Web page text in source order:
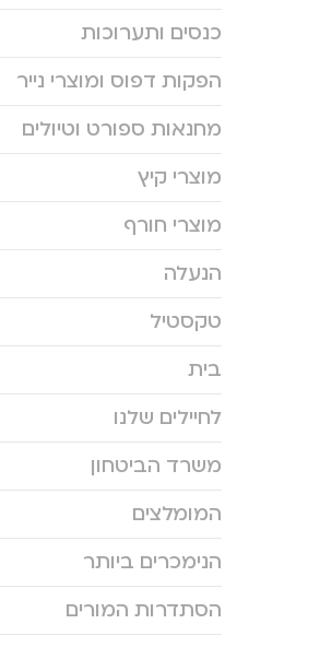
כנסים ותערוכות
הפקות דפוס ומוצרי נייר
מחנאות ספורט וטיולים
מוצרי קיץ
מוצרי חורף
הנעלה
טקסטיל
בית
לחיילים שלנו
משרד הביטחון
המומלצים
הנימכרים ביותר
הסתדרות המורים